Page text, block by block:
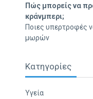
Πώς μπορείς να
κράνμπερι;
Ποιες υπερτροφές
μωρών
Κατηγορίες
Υγεία